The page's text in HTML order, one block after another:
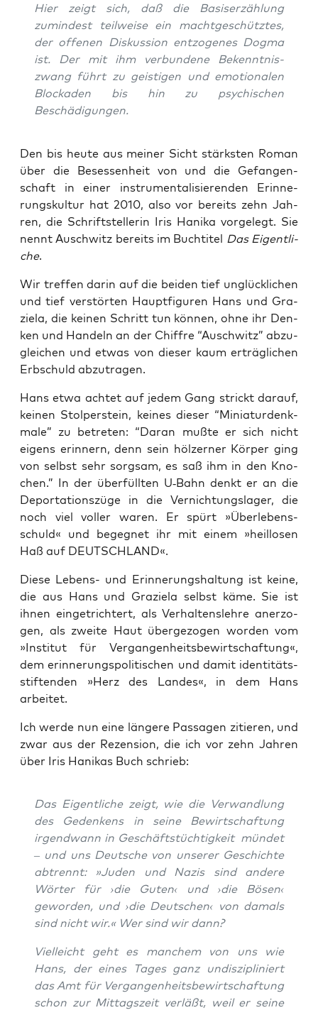
Hier zeigt sich, daß die Basis­er­zäh­lung
zumin­dest teil­wei­se ein macht­ge­schütz­tes,
der offe­nen Dis­kus­si­on ent­zo­ge­nes Dog­ma
ist. Der mit ihm ver­bun­de­ne Bekennt­nis­
zwang führt zu geis­ti­gen und emo­tio­na­len
Blo­cka­den bis hin zu psy­chi­schen
Beschädigungen.
Den bis heu­te aus mei­ner Sicht stärks­ten Roman
über die Beses­sen­heit von und die Gefan­gen­
schaft in einer instru­men­ta­li­sie­ren­den Erin­ne­
rungs­kul­tur hat 2010, also vor bereits zehn Jah­
ren, die Schrift­stel­le­rin Iris Hanika vor­ge­legt. Sie
nennt Ausch­witz bereits im Buch­ti­tel Das Eigent­li­
che.
Wir tref­fen dar­in auf die bei­den tief unglück­li­chen
und tief ver­stör­ten Haupt­fi­gu­ren Hans und Gra­
ziela, die kei­nen Schritt tun kön­nen, ohne ihr Den­
ken und Han­deln an der Chif­fre “Ausch­witz” abzu­
glei­chen und etwas von die­ser kaum erträg­li­chen
Erb­schuld abzutragen.
Hans etwa ach­tet auf jedem Gang strickt dar­auf,
kei­nen Stol­per­stein, kei­nes die­ser “Minia­tur­denk­
ma­le” zu betre­ten: “Dar­an muß­te er sich nicht
eigens erin­nern, denn sein höl­zer­ner Kör­per ging
von selbst sehr sorg­sam, es saß ihm in den Kno­
chen.” In der über­füll­ten U‑Bahn denkt er an die
Depor­ta­ti­ons­zü­ge in die Ver­nich­tungs­la­ger, die
noch viel vol­ler waren. Er spürt »Über­le­bens­
schuld« und begeg­net ihr mit einem »heil­lo­sen
Haß auf DEUTSCHLAND«.
Die­se Lebens- und Erin­ne­rungs­hal­tung ist kei­ne,
die aus Hans und Gra­ziela selbst käme. Sie ist
ihnen ein­ge­trich­tert, als Ver­hal­tens­leh­re aner­zo­
gen, als zwei­te Haut über­ge­zo­gen wor­den vom
»Insti­tut für Ver­gan­gen­heits­be­wirt­schaf­tung«,
dem erin­ne­rungs­po­li­ti­schen und damit iden­ti­täts­
stif­ten­den »Herz des Lan­des«, in dem Hans
arbeitet.
Ich wer­de nun eine län­ge­re Pas­sa­gen zitie­ren, und
zwar aus der Rezen­si­on, die ich vor zehn Jah­ren
über Iris Hanikas Buch schrieb:
Das Eigent­li­chezeigt, wie die Ver­wand­lung
des Geden­kens in sei­ne Bewirt­schaf­tung
irgend­wann in Geschäfts­tüch­tig­keit mün­det
– und uns Deut­sche von unse­rer Geschich­te
abtrennt: »Juden und Nazis sind ande­re
Wör­ter für ›die Guten‹ und ›die Bösen‹
gewor­den, und ›die Deut­schen‹ von damals
sind nicht wir.« Wer sind wir dann?
Viel­leicht geht es man­chem von uns wie
Hans, der eines Tages ganz undis­zi­pli­niert
das Amt für Ver­gan­gen­heits­be­wirt­schaf­tung
schon zur Mit­tags­zeit ver­läßt, weil er sei­ne